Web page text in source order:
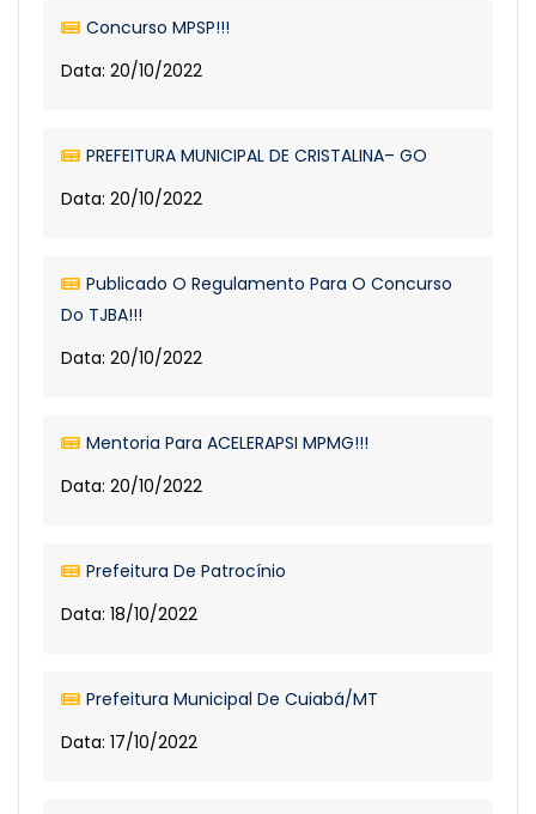
Concurso MPSP!!!
Data: 20/10/2022
PREFEITURA MUNICIPAL DE CRISTALINA– GO
Data: 20/10/2022
Publicado O Regulamento Para O Concurso
Do TJBA!!!
Data: 20/10/2022
Mentoria Para ACELERAPSI MPMG!!!
Data: 20/10/2022
Prefeitura De Patrocínio
Data: 18/10/2022
Prefeitura Municipal De Cuiabá/MT
Data: 17/10/2022